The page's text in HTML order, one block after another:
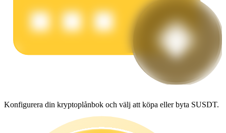
Tjäna konkurrenskraftiga belöningar dagligen
Konfigurera din kryptoplånbok och välj att köpa eller byta SUSDT.